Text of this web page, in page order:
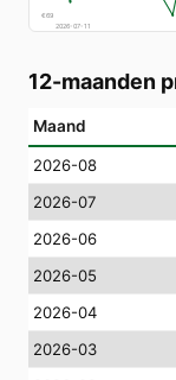
€69
2026-07-11
12-maanden
Maand
2026-08
2026-07
2026-06
2026-05
2026-04
2026-03